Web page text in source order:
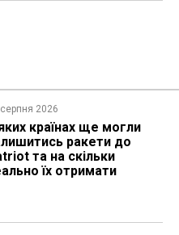
2026
країнах ще могли
ракети до
та на скільки
їх отримати